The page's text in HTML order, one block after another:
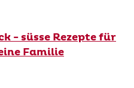
- süsse Rezepte für
Familie